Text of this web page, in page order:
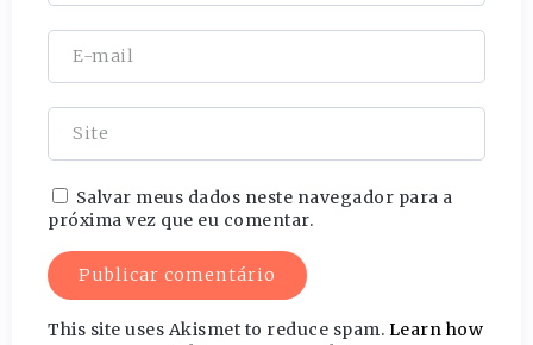
Salvar meus dados neste navegador para a
próxima vez que eu comentar.
This site uses Akismet to reduce spam. Learn how